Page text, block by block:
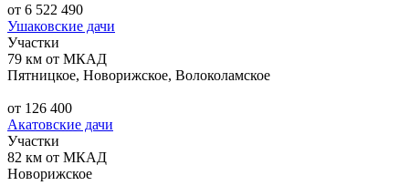
от 6 522 490
Ушаковские дачи
Участки
79 км от МКАД
Пятницкое, Новорижское, Волоколамское
от 126 400
Акатовские дачи
Участки
82 км от МКАД
Новорижское